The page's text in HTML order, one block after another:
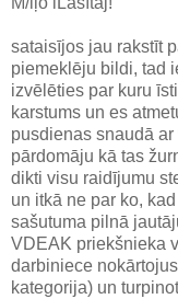
sataisījos jau rakstīt
piemeklēju bildi, tad
izvēlēties par kuru
karstums un es
pusdienas snaudā
pārdomāju kā tas
dikti visu raidījumu
un itkā ne par ko,
sašutuma pilnā
VDEAK priekšnieka
darbiniece
kategorija) un